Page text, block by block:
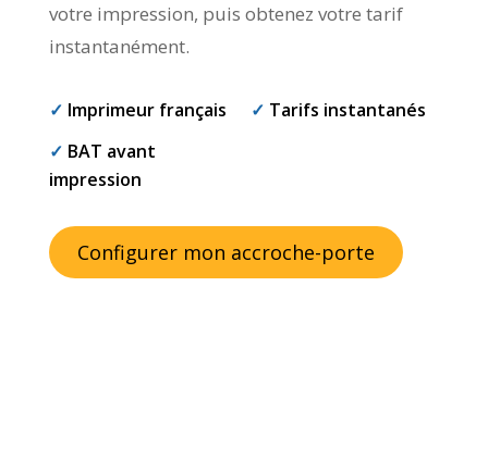
votre impression, puis obtenez votre tarif
instantanément.
✓ Imprimeur français ✓ Tarifs instantanés
✓ BAT avant
impression
Configurer mon accroche-porte